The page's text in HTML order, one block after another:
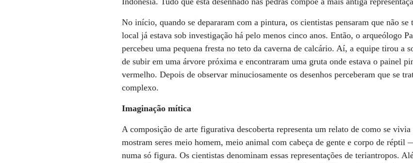
No início, quando se depararam com a pintura, os cientistas pensaram que não se
local já estava sob investigação há pelo menos cinco anos. Então, o arqueólogo
percebeu uma pequena fresta no teto da caverna de calcário. Aí, a equipe tirou a
de subir em uma árvore próxima e encontraram uma gruta onde estava o painel
vermelho. Depois de observar minuciosamente os desenhos perceberam que se
complexo.
Imaginação mítica
A composição de arte figurativa descoberta representa um relato de como se
mostram seres meio homem, meio animal com cabeça de gente e corpo de réptil
numa só figura. Os cientistas denominam essas representações de teriantropos.